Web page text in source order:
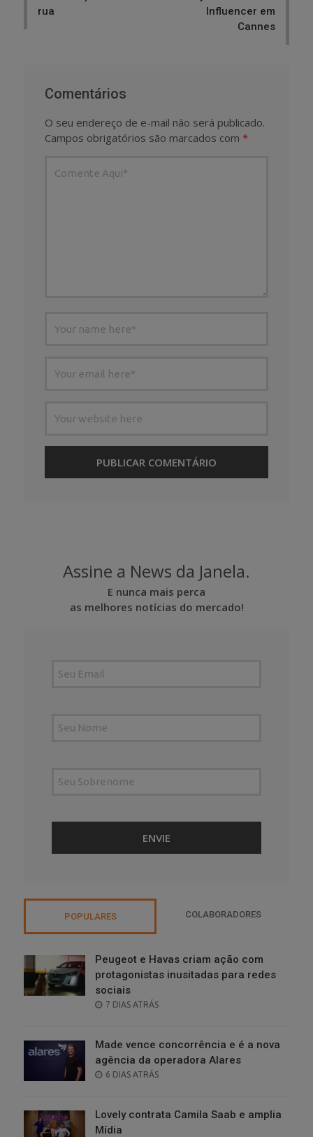
rua
Influencer em
Cannes
Comentários
O seu endereço de e-mail não será publicado.
Campos obrigatórios são marcados com *
Assine a News da Janela.
E nunca mais perca
as melhores notícias do mercado!
POPULARES COLABORADORES
Peugeot e Havas criam ação com
protagonistas inusitadas para redes
sociais
POSTED
7 DIAS ATRÁS
Made vence concorrência e é a nova
agência da operadora Alares
POSTED
6 DIAS ATRÁS
Lovely contrata Camila Saab e amplia
Mídia